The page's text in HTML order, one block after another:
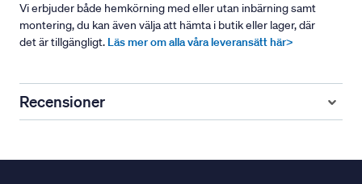
Vi erbjuder både hemkörning med eller utan inbärning samt
montering, du kan även välja att hämta i butik eller lager, där
det är tillgängligt. Läs mer om alla våra leveransätt här>
Recensioner